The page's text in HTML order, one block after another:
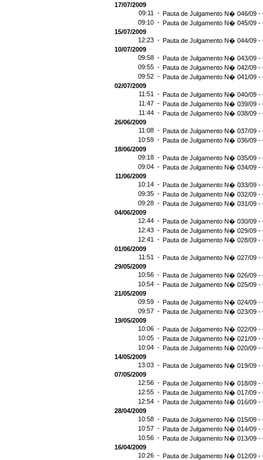
17/07/2009
09:11 - Pauta de Julgamento N� 046/09 -
09:10 - Pauta de Julgamento N� 045/09 -
15/07/2009
12:23 - Pauta de Julgamento N� 044/09 -
10/07/2009
09:58 - Pauta de Julgamento N� 043/09 -
09:55 - Pauta de Julgamento N� 042/09 -
09:52 - Pauta de Julgamento N� 041/09 -
02/07/2009
11:51 - Pauta de Julgamento N� 040/09 -
11:47 - Pauta de Julgamento N� 039/09 -
11:44 - Pauta de Julgamento N� 038/09 -
26/06/2009
11:08 - Pauta de Julgamento N� 037/09 -
10:59 - Pauta de Julgamento N� 036/09 -
18/06/2009
09:18 - Pauta de Julgamento N� 035/09 -
09:04 - Pauta de Julgamento N� 034/09 -
11/06/2009
10:14 - Pauta de Julgamento N� 033/09 -
09:35 - Pauta de Julgamento N� 032/09 -
09:28 - Pauta de Julgamento N� 031/09 -
04/06/2009
12:44 - Pauta de Julgamento N� 030/09 -
12:43 - Pauta de Julgamento N� 029/09 -
12:41 - Pauta de Julgamento N� 028/09 -
01/06/2009
11:51 - Pauta de Julgamento N� 027/09 -
29/05/2009
10:56 - Pauta de Julgamento N� 026/09 -
10:54 - Pauta de Julgamento N� 025/09 -
21/05/2009
09:59 - Pauta de Julgamento N� 024/09 -
09:57 - Pauta de Julgamento N� 023/09 -
19/05/2009
10:06 - Pauta de Julgamento N� 022/09 -
10:05 - Pauta de Julgamento N� 021/09 -
10:04 - Pauta de Julgamento N� 020/09 -
14/05/2009
13:03 - Pauta de Julgamento N� 019/09 -
07/05/2009
12:56 - Pauta de Julgamento N� 018/09 -
12:55 - Pauta de Julgamento N� 017/09 -
12:54 - Pauta de Julgamento N� 016/09 -
28/04/2009
10:58 - Pauta de Julgamento N� 015/09 -
10:57 - Pauta de Julgamento N� 014/09 -
10:56 - Pauta de Julgamento N� 013/09 -
16/04/2009
10:26 - Pauta de Julgamento N� 012/09 -